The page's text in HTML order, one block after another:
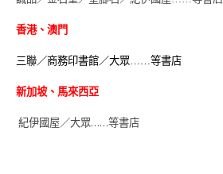
香港、澳門
三聯／商務印書館／大眾……等書店
新加坡、馬來西亞
紀伊國屋／大眾……等書店